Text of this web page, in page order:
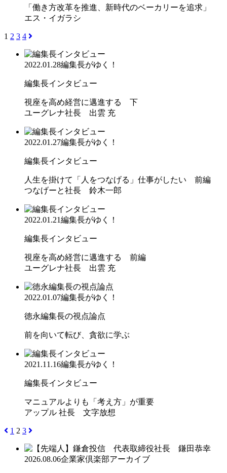
「働き方改革を推進、新時代のベーカリーを追求」
エス・イガラシ
1 2 3 4
2022.01.28編集長がゆく！
編集長インタビュー
視座を高め経営に邁進する 下
ユーグレナ社長 出雲 充
2022.01.27編集長がゆく！
編集長インタビュー
人生を掛けて「人をつなげる」仕事がしたい 前編
つなげーと社長 鈴木一郎
2022.01.21編集長がゆく！
編集長インタビュー
視座を高め経営に邁進する 前編
ユーグレナ社長 出雲 充
2022.01.07編集長がゆく！
徳永編集長の視点論点
前を向いて転び、貪欲に学ぶ
2021.11.16編集長がゆく！
編集長インタビュー
マニュアルよりも「考え方」が重要
アップル 社長 文字放想
1 2 3
2026.08.06企業家倶楽部アーカイブ